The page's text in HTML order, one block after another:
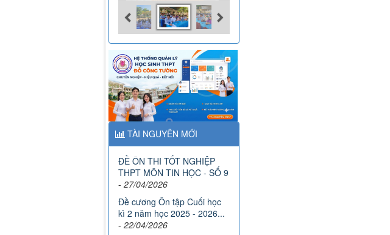
TÀI NGUYÊN MỚI
ĐỀ ÔN THI TỐT NGHIỆP
THPT MÔN TIN HỌC - SỐ 9
- 27/04/2026
Đề cương Ôn tập Cuối học
kì 2 năm học 2025 - 2026...
- 22/04/2026